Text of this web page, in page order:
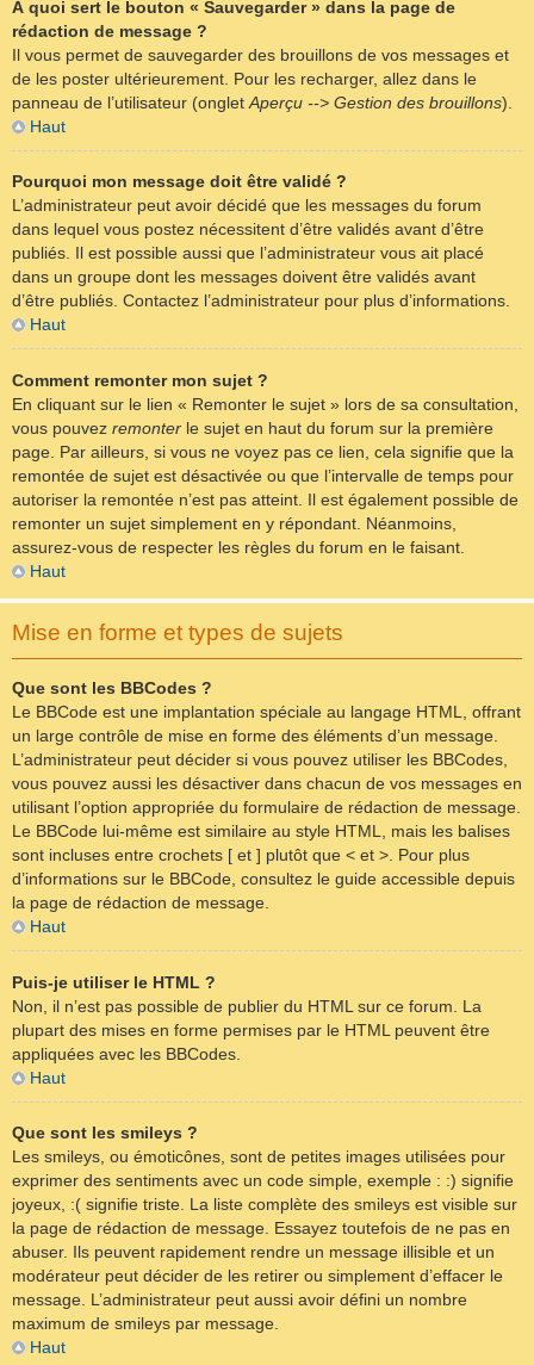
À quoi sert le bouton « Sauvegarder » dans la page de
rédaction de message ?
Il vous permet de sauvegarder des brouillons de vos messages et
de les poster ultérieurement. Pour les recharger, allez dans le
panneau de l’utilisateur (onglet Aperçu --> Gestion des brouillons).
Haut
Pourquoi mon message doit être validé ?
L’administrateur peut avoir décidé que les messages du forum
dans lequel vous postez nécessitent d’être validés avant d’être
publiés. Il est possible aussi que l’administrateur vous ait placé
dans un groupe dont les messages doivent être validés avant
d’être publiés. Contactez l’administrateur pour plus d’informations.
Haut
Comment remonter mon sujet ?
En cliquant sur le lien « Remonter le sujet » lors de sa consultation,
vous pouvez remonter le sujet en haut du forum sur la première
page. Par ailleurs, si vous ne voyez pas ce lien, cela signifie que la
remontée de sujet est désactivée ou que l’intervalle de temps pour
autoriser la remontée n’est pas atteint. Il est également possible de
remonter un sujet simplement en y répondant. Néanmoins,
assurez-vous de respecter les règles du forum en le faisant.
Haut
Mise en forme et types de sujets
Que sont les BBCodes ?
Le BBCode est une implantation spéciale au langage HTML, offrant
un large contrôle de mise en forme des éléments d’un message.
L’administrateur peut décider si vous pouvez utiliser les BBCodes,
vous pouvez aussi les désactiver dans chacun de vos messages en
utilisant l’option appropriée du formulaire de rédaction de message.
Le BBCode lui-même est similaire au style HTML, mais les balises
sont incluses entre crochets [ et ] plutôt que < et >. Pour plus
d’informations sur le BBCode, consultez le guide accessible depuis
la page de rédaction de message.
Haut
Puis-je utiliser le HTML ?
Non, il n’est pas possible de publier du HTML sur ce forum. La
plupart des mises en forme permises par le HTML peuvent être
appliquées avec les BBCodes.
Haut
Que sont les smileys ?
Les smileys, ou émoticônes, sont de petites images utilisées pour
exprimer des sentiments avec un code simple, exemple : :) signifie
joyeux, :( signifie triste. La liste complète des smileys est visible sur
la page de rédaction de message. Essayez toutefois de ne pas en
abuser. Ils peuvent rapidement rendre un message illisible et un
modérateur peut décider de les retirer ou simplement d’effacer le
message. L’administrateur peut aussi avoir défini un nombre
maximum de smileys par message.
Haut